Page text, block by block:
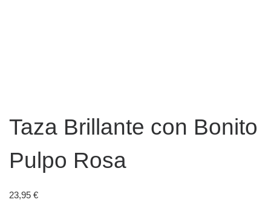
Taza Brillante con Bonito
Pulpo Rosa
23,95 €